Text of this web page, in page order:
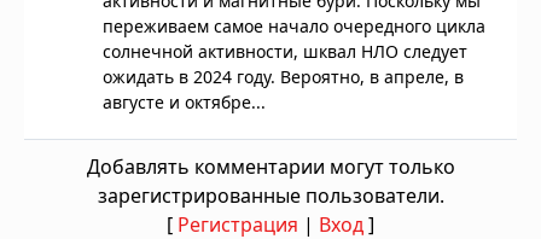
переживаем самое начало очередного цикла
солнечной активности, шквал НЛО следует
ожидать в 2024 году. Вероятно, в апреле, в
августе и октябре...
Добавлять комментарии могут только
зарегистрированные пользователи.
[ Регистрация | Вход]